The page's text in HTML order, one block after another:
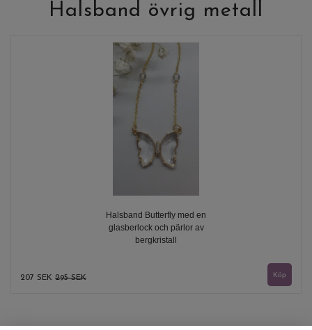
Halsband övrig metall
Halsband Butterfly med en
glasberlock och pärlor av
bergkristall
207 SEK 295 SEK